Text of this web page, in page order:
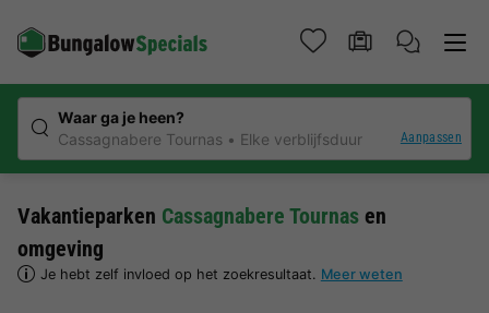
Waar ga je heen?
Cassagnabere Tournas
Elke verblijfsduur Aanpassen
Vakantieparken Cassagnabere Tournas en
omgeving
Je hebt zelf invloed op het zoekresultaat. Meer weten